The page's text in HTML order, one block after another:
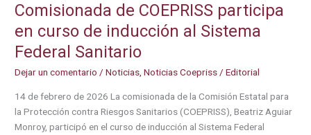
Comisionada de COEPRISS participa
en curso de inducción al Sistema
Federal Sanitario
Dejar un comentario /Noticias ,Noticias Coepriss /Editorial
14 de febrero de 2026 La comisionada de la Comisión Estatal para
la Protección contra Riesgos Sanitarios (COEPRISS), Beatriz Aguiar
Monroy, participó en el curso de inducción al Sistema Federal